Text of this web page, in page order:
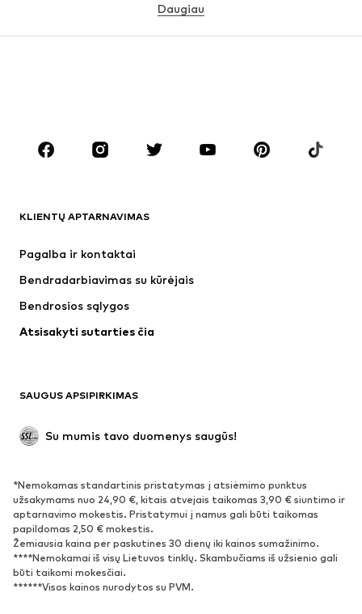
Marškiniai
DRABUŽIAI
Striukės
Maudymosi drabužiai
Proginiai
BATAI
Naujienos
Atviri batai
Išskirtiniai
SPORTAS
Sportiniai drabužiai
Sporto šakos
Sportiniai batai
Sportinės kuprinės ir krepšiai
Daugiau
KLIENTŲ APTARNAVIMAS
Pagalba ir kontaktai
Bendradarbiavimas su kūrėjais
Bendrosios sąlygos
Atsisakyti sutarties čia
SAUGUS APSIPIRKIMAS
Su mumis tavo duomenys saugūs!
*Nemokamas standartinis pristatymas į atsiėmimo punktus
užsakymams nuo 24,90 €, kitais atvejais taikomas 3,90 € siuntimo ir
aptarnavimo mokestis. Pristatymui į namus gali būti taikomas
papildomas 2,50 € mokestis.
Žemiausia kaina per paskutines 30 dienų iki kainos sumažinimo.
****Nemokamai iš visų Lietuvos tinklų. Skambučiams iš užsienio gali
būti taikomi mokesčiai.
******Visos kainos nurodytos su PVM.